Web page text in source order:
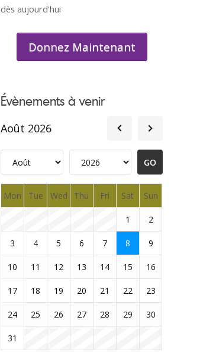
dès aujourd'hui
Donnez Maintenant
Évènements à venir
Août 2026
Mon Tue Wed Thu Fri Sat Sun
1 2
3 4 5 6 7 8 9
10 11 12 13 14 15 16
17 18 19 20 21 22 23
24 25 26 27 28 29 30
31